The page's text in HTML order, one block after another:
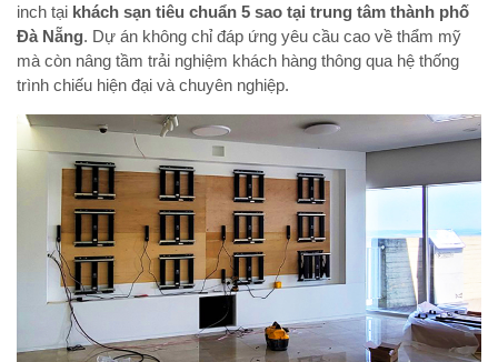
inch tại khách sạn tiêu chuẩn 5 sao tại trung tâm thành phố
Đà Nẵng. Dự án không chỉ đáp ứng yêu cầu cao về thẩm mỹ
mà còn nâng tầm trải nghiệm khách hàng thông qua hệ thống
trình chiếu hiện đại và chuyên nghiệp.